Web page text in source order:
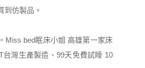
到仿製品。